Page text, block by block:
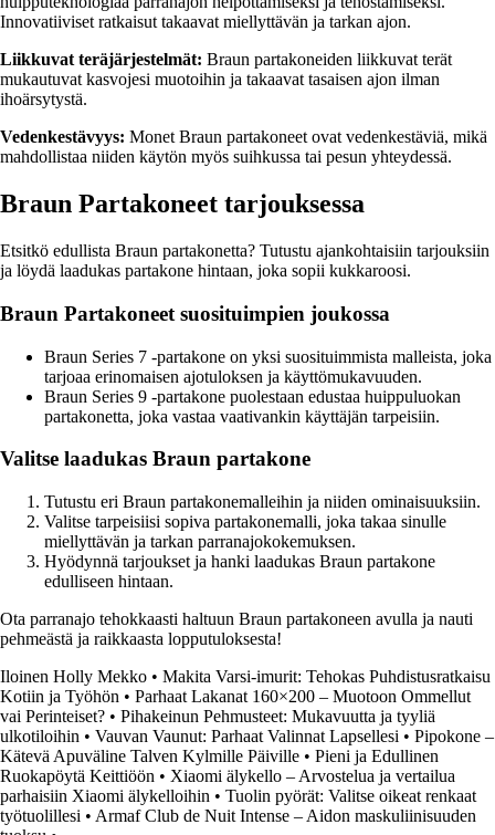
Innovatiiviset ratkaisut takaavat miellyttävän ja tarkan ajon.
Liikkuvat teräjärjestelmät: Braun partakoneiden liikkuvat terät
mukautuvat kasvojesi muotoihin ja takaavat tasaisen ajon ilman
ihoärsytystä.
Vedenkestävyys: Monet Braun partakoneet ovat vedenkestäviä, mikä
mahdollistaa niiden käytön myös suihkussa tai pesun yhteydessä.
Braun Partakoneet tarjouksessa
Etsitkö edullista Braun partakonetta? Tutustu ajankohtaisiin tarjouksiin
ja löydä laadukas partakone hintaan, joka sopii kukkaroosi.
Braun Partakoneet suosituimpien joukossa
Braun Series 7 -partakone on yksi suosituimmista malleista, joka
tarjoaa erinomaisen ajotuloksen ja käyttömukavuuden.
Braun Series 9 -partakone puolestaan edustaa huippuluokan
partakonetta, joka vastaa vaativankin käyttäjän tarpeisiin.
Valitse laadukas Braun partakone
Tutustu eri Braun partakonemalleihin ja niiden ominaisuuksiin.
Valitse tarpeisiisi sopiva partakonemalli, joka takaa sinulle
miellyttävän ja tarkan parranajokokemuksen.
Hyödynnä tarjoukset ja hanki laadukas Braun partakone
edulliseen hintaan.
Ota parranajo tehokkaasti haltuun Braun partakoneen avulla ja nauti
pehmeästä ja raikkaasta lopputuloksesta!
Iloinen Holly Mekko • Makita Varsi-imurit: Tehokas Puhdistusratkaisu
Kotiin ja Työhön • Parhaat Lakanat 160×200 – Muotoon Ommellut
vai Perinteiset? • Pihakeinun Pehmusteet: Mukavuutta ja tyyliä
ulkotiloihin • Vauvan Vaunut: Parhaat Valinnat Lapsellesi • Pipokone –
Kätevä Apuväline Talven Kylmille Päiville • Pieni ja Edullinen
Ruokapöytä Keittiöön • Xiaomi älykello – Arvostelua ja vertailua
parhaisiin Xiaomi älykelloihin • Tuolin pyörät: Valitse oikeat renkaat
työtuolillesi • Armaf Club de Nuit Intense – Aidon maskuliinisuuden